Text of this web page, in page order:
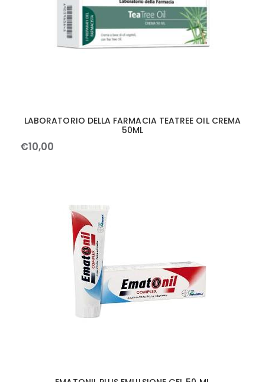
LABORATORIO DELLA FARMACIA TEATREE OIL CREMA
50ML
€10,00